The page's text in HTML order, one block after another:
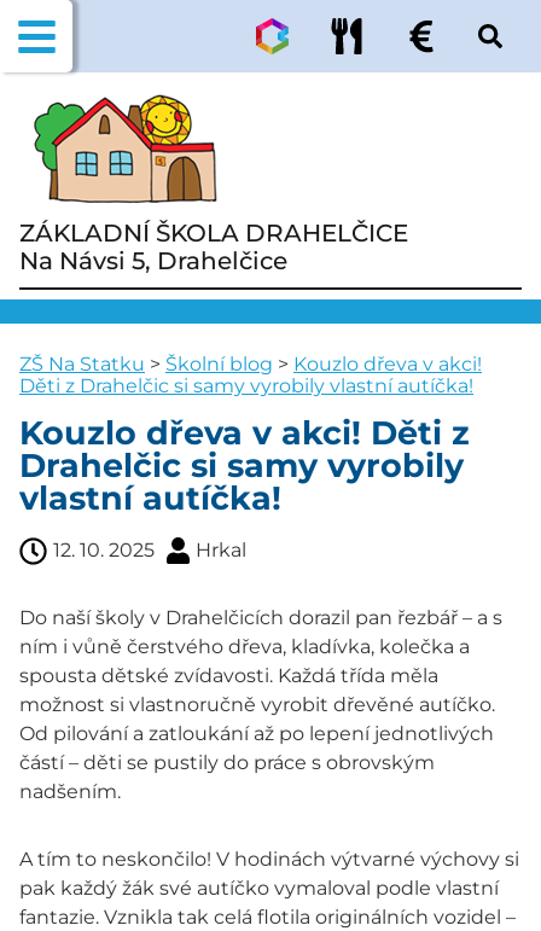
ZÁKLADNÍ ŠKOLA DRAHELČICE
Na Návsi 5, Drahelčice
ZŠ Na Statku > Školní blog > Kouzlo dřeva v akci!
Děti z Drahelčic si samy vyrobily vlastní autíčka!
Kouzlo dřeva v akci! Děti z
Drahelčic si samy vyrobily
vlastní autíčka!
12. 10. 2025 Hrkal
Do naší školy v Drahelčicích dorazil pan řezbář – a s
ním i vůně čerstvého dřeva, kladívka, kolečka a
spousta dětské zvídavosti. Každá třída měla
možnost si vlastnoručně vyrobit dřevěné autíčko.
Od pilování a zatloukání až po lepení jednotlivých
částí – děti se pustily do práce s obrovským
nadšením.
A tím to neskončilo! V hodinách výtvarné výchovy si
pak každý žák své autíčko vymaloval podle vlastní
fantazie. Vznikla tak celá flotila originálních vozidel –